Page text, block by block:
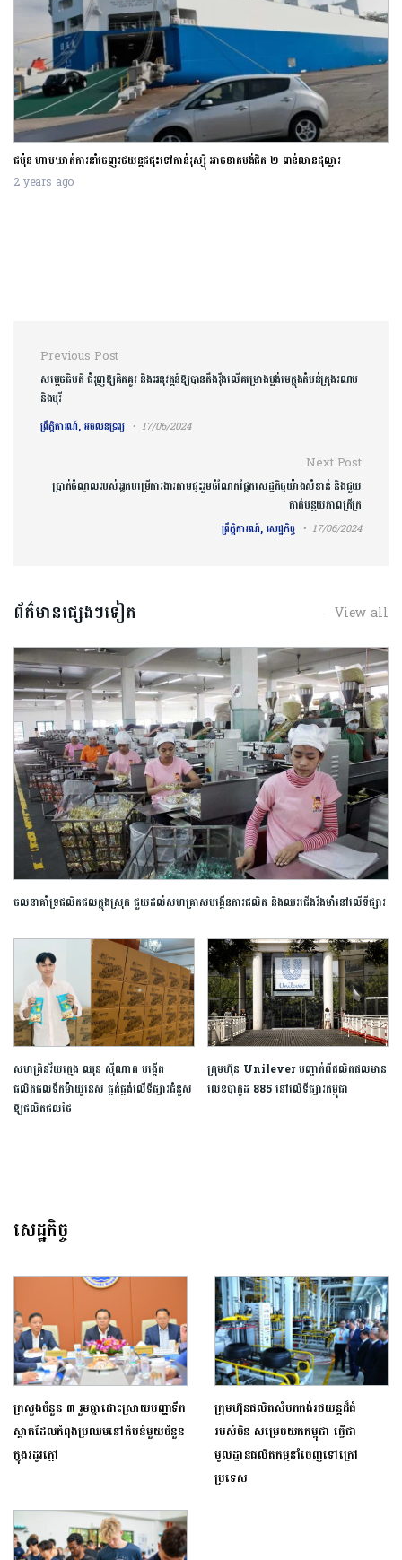
ន់រុស្ស៊ី អាចខាតបង់ជិត ២ ពាន់លាន
ការដំឡើងអត្រាការប្រាក់របស់ធនាគារកណ្តាលអា
Post navigation
Previous Post
សម្ដេច​ធិបតី​ ជំរុញឱ្យ​​គិតគូរ ​និងអនុវត្តន៍ឱ្យបានតឹងរ៉ឹង​លើ​គម្រោង​ប្លង់មេក្នុង​តំបន់​ក្រុង​រណប ​
និង​បុរី
ព្រឹត្តិការណ៍, អចលនទ្រព្យ 17/06/2024
Next Post
ប្រាក់ចំណូលរបស់អ្នកបម្រើការងារតាមផ្ទះរួមចំណែកផ្នែកសេដ្ឋកិច្ចយ៉ាងសំខាន់ និងជួយ
កាត់បន្ថយភាពក្រីក្រ
ព្រឹត្តិការណ៍, សេដ្ឋកិច្ច 17/06/2024
ព័ត៌មានផ្សេងៗទៀត View all
ចលនា​គាំទ្រ​ផលិតផល​ក្នុង​ស្រុក​ ​ជួយ​ដល់​សហគ្រាស​បង្កើន​ការ​ផលិត​ និង​ឈរជើង​​រឹងមាំ​នៅលើ​ទីផ្សារ​
សហគ្រិន​វ័យ​ក្មេង​ ឈុន ស៊ីណាត បង្កើត
ផលិតផល​ទឹក​ម៉ាយូនេស​ ផ្គត់ផ្គង់លើទីផ្សារ​ជំនួស​
ឱ្យផលិតផលថៃ
ក្រុមហ៊ុន Unilever បញ្ជាក់ពីផលិតផលមាន
លេខបាកូដ 885 នៅលើទីផ្សារកម្ពុជា
សេដ្ឋកិច្ច
ក្រសួងចំនួន ៣ រួមគ្នាដោះស្រាយបញ្ហាទឹក
ស្អាតដែលកំពុងប្រឈមនៅតំបន់មួយចំនួន
ក្នុងរដូវក្ដៅ
ក្រុមហ៊ុនផលិតសំបកកង់រថយន្តដ៏ធំ
របស់ចិន សម្រេចយកកម្ពុជា ធ្វើជា
មូលដ្ឋានផលិតកម្មនាំចេញទៅក្រៅ
ប្រទេស